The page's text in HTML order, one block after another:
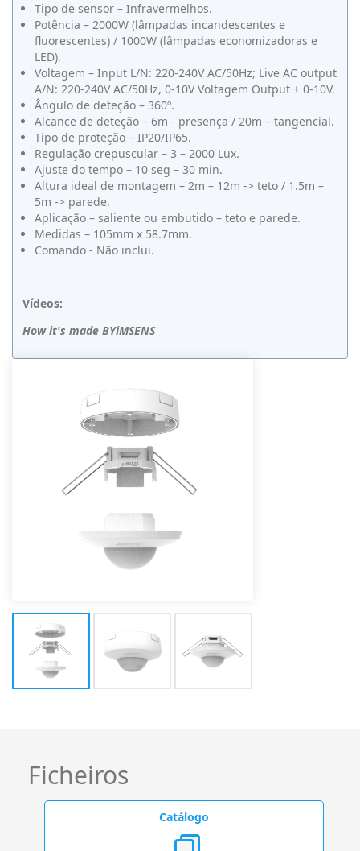
Tipo de sensor – Infravermelhos.
Potência – 2000W (lâmpadas incandescentes e
fluorescentes) / 1000W (lâmpadas economizadoras e
LED).
Voltagem – Input L/N: 220-240V AC/50Hz; Live AC output
A/N: 220-240V AC/50Hz, 0-10V Voltagem Output ± 0-10V.
Ângulo de deteção – 360º.
Alcance de deteção – 6m - presença / 20m – tangencial.
Tipo de proteção – IP20/IP65.
Regulação crepuscular – 3 – 2000 Lux.
Ajuste do tempo – 10 seg – 30 min.
Altura ideal de montagem – 2m – 12m -> teto / 1.5m –
5m -> parede.
Aplicação – saliente ou embutido – teto e parede.
Medidas – 105mm x 58.7mm.
Comando - Não inclui.
Vídeos:
How it's made BYiMSENS
Ficheiros
Catálogo